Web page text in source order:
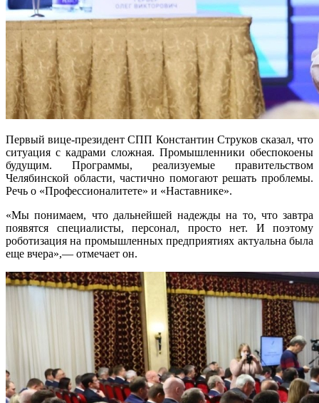
Первый вице-президент СПП Константин Струков сказал, что
ситуация с кадрами сложная. Промышленники обеспокоены
будущим. Программы, реализуемые правительством
Челябинской области, частично помогают решать проблемы.
Речь о «Профессионалитете» и «Наставнике».
«Мы понимаем, что дальнейшей надежды на то, что завтра
появятся специалисты, персонал, просто нет. И поэтому
роботизация на промышленных предприятиях актуальна была
еще вчера»,— отмечает он.